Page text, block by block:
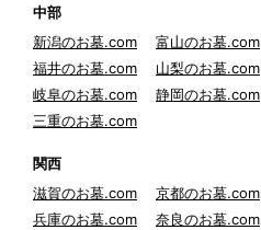
中部
新潟のお墓.com
富山のお墓.com
福井のお墓.com
山梨のお墓.com
岐阜のお墓.com
静岡のお墓.com
三重のお墓.com
関西
滋賀のお墓.com
京都のお墓.com
兵庫のお墓.com
奈良のお墓.com